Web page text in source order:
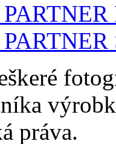
práva.